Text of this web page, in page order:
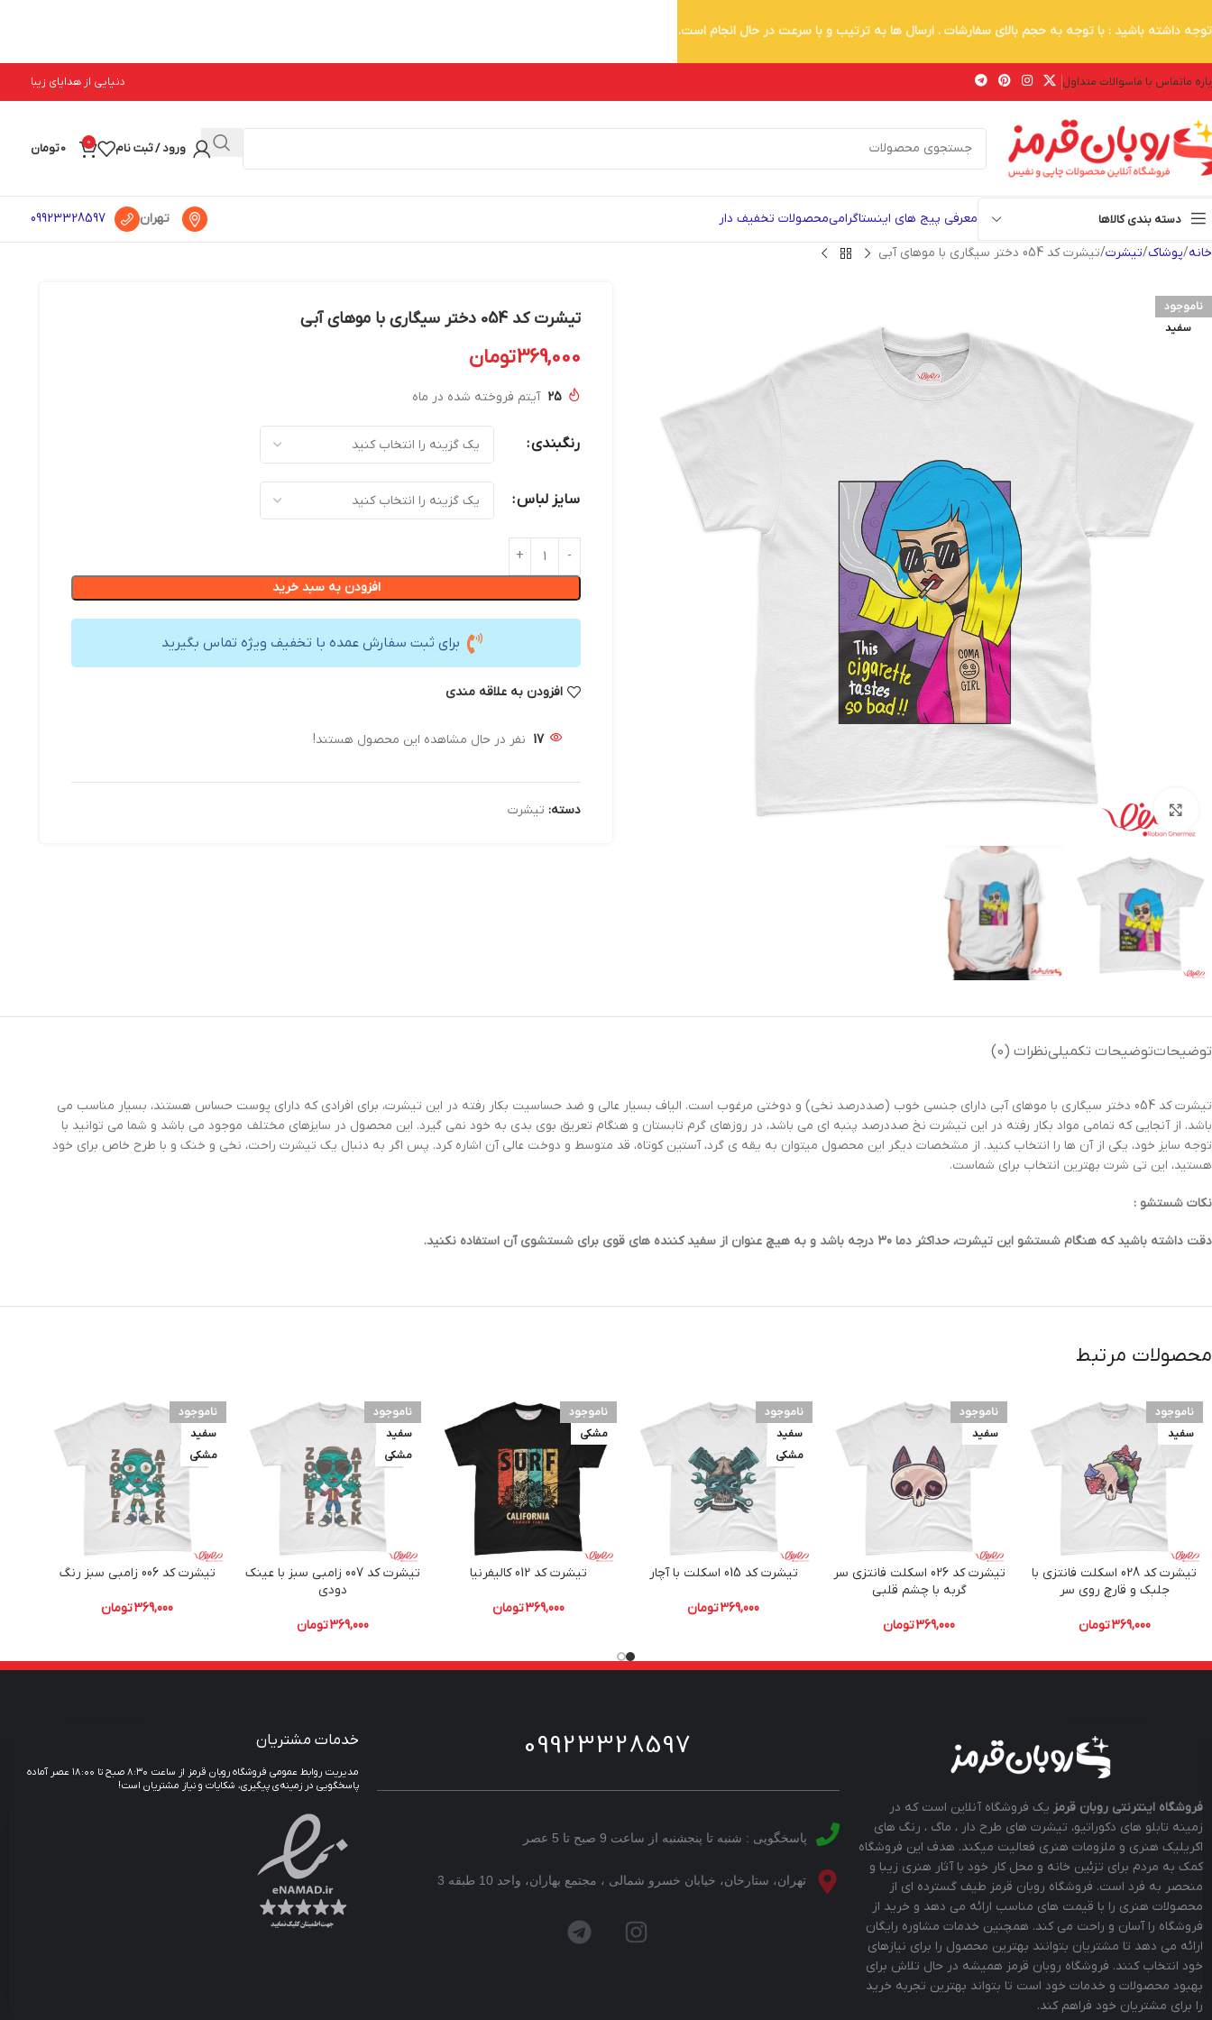
ماتماس با ماسوالات متداول دنیایی از هدایای زیبا
ورود / ثبت نام 0
0تومان
دسته بندی کالاها معرفی پیج های اینستاگرامیمحصولات تخفیف دار تهران 09923328597
خانه پوشاک تیشرت تیشرت کد 054 دختر سیگاری با موهای آبی
ناموجود
سفید
بزرگنمایی تصویر
تیشرت کد 054 دختر سیگاری با موهای آبی
369,000تومان
25 آیتم فروخته شده در ماه
رنگبندی
سایز لباس
افزودن به سبد خرید
برای ثبت سفارش عمده با تخفیف ویژه تماس بگیرید
افزودن به علاقه مندی
17 نفر در حال مشاهده این محصول هستند!
دسته: تیشرت
توضیحاتتوضیحات تکمیلینظرات (0)
تیشرت کد 054 دختر سیگاری با موهای آبی دارای جنسی خوب (صددرصد نخی) و دوختی مرغوب است. الیاف بسیار عالی و ضد حساسیت بکار رفته در این تیشرت، برای افرادی که دارای پوست حساس هستند، بسیار مناسب می
باشد. از آنجایی که تمامی مواد بکار رفته در این تیشرت نخ صددرصد پنبه ای می باشد، در روزهای گرم تابستان و هنگام تعریق بوی بدی به خود نمی گیرد. این محصول در سایزهای مختلف موجود می باشد و شما می توانید با
توجه سایز خود، یکی از آن ها را انتخاب کنید. از مشخصات دیگر این محصول میتوان به یقه ی گرد، آستین کوتاه، قد متوسط و دوخت عالی آن اشاره کرد. پس اگر به دنبال یک تیشرت راحت، نخی و خنک و با طرح خاص برای خود
هستید، این تی شرت بهترین انتخاب برای شماست.
نکات شستشو :
دقت داشته باشید که هنگام شستشو این تیشرت، حداکثر دما 30 درجه باشد و به هیچ عنوان از سفید کننده های قوی برای شستشوی آن استفاده نکنید.
محصولات مرتبط
ناموجود
سفید
تیشرت کد 028 اسکلت فانتزی با
جلبک و قارچ روی سر
369,000تومان
ناموجود
سفید
تیشرت کد 026 اسکلت فانتزی سر
گربه با چشم قلبی
369,000تومان
ناموجود
سفید
مشکی
تیشرت کد 015 اسکلت با آچار
369,000تومان
ناموجود
مشکی
تیشرت کد 012 کالیفرنیا
369,000تومان
ناموجود
سفید
مشکی
تیشرت کد 007 زامبی سبز با عینک
دودی
369,000تومان
ناموجود
سفید
مشکی
تیشرت کد 006 زامبی سبز رنگ
369,000تومان
فروشگاه اینترنتی روبان قرمز یک فروشگاه آنلاین است که در
زمینه تابلو های دکوراتیو، تیشرت های طرح دار ، ماگ ، رنگ های
اکریلیک هنری و ملزومات هنری فعالیت میکند. هدف این فروشگاه
کمک به مردم برای تزئین خانه و محل کار خود با آثار هنری زیبا و
منحصر به فرد است. فروشگاه روبان قرمز طیف گسترده ای از
محصولات هنری را با قیمت های مناسب ارائه می دهد و خرید از
فروشگاه را آسان و راحت می کند. همچنین خدمات مشاوره رایگان
ارائه می دهد تا مشتریان بتوانند بهترین محصول را برای نیازهای
خود انتخاب کنند. فروشگاه روبان قرمز همیشه در حال تلاش برای
بهبود محصولات و خدمات خود است تا بتواند بهترین تجربه خرید
را برای مشتریان خود فراهم کند.
09923328597
پاسخگویی : شنبه تا پنجشنبه از ساعت 9 صبح تا 5 عصر
تهران، ستارخان، خیابان خسرو شمالی ، مجتمع بهاران، واحد 10 طبقه 3
خدمات مشتریان
مدیریت روابط عمومی فروشگاه روبان قرمز از ساعت ۸:۳۰ صبح تا ۱۸:۰۰ عصر آماده
پاسخگویی در زمینه‌ی پیگیری، شکایات و نیاز مشتریان است!
توجه داشته باشید : با توجه به حجم بالای سفارشات . ارسال ها به ترتیب و با سرعت در حال انجام است.